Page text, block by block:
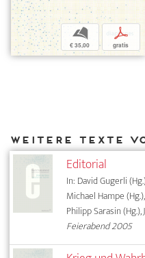
b
€ 35,00
p
gratis
Editorial
In: David Gugerli
Michael Hampe
Philipp Sarasin (Hg.),
Feierabend 2005